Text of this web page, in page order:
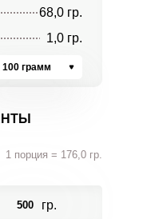
68,0 гр.
1,0 гр.
100 грамм
1 порция = 176,0 гр.
500 гр.